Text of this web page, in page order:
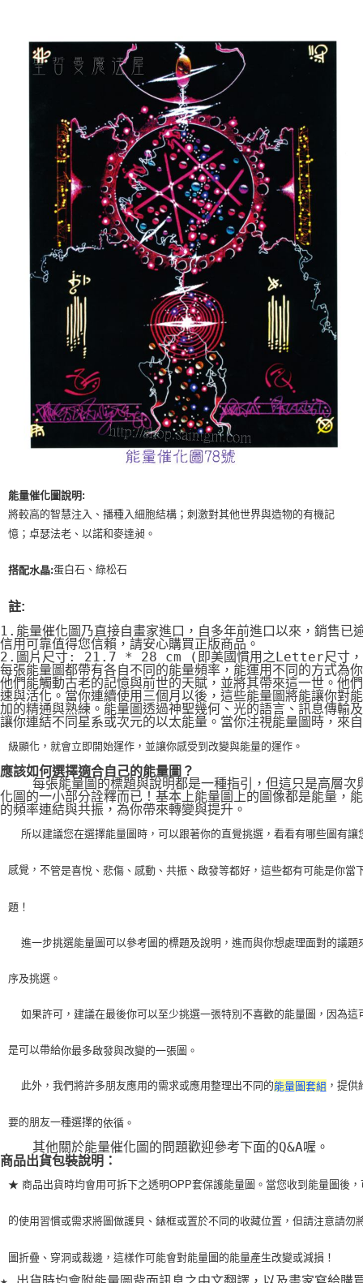
7-11取貨付款
每筆NT$80，滿NT$3,000(含以上)免運費
賣家宅配幫您送（台灣）
每筆NT$80，滿NT$3,000(含以上)免運費
郵局幫你送（離島）
每筆NT$80，滿NT$3,000(含以上)免運費
付款後門市自取
能量催化圖說明:
將較高的智慧注入、播種入細胞結構；刺激對其他世界與造物的有機記
憶；卓瑟法老、以諾和麥達昶。
搭配水晶:蛋白石、綠松石
註:
1.能量催化圖乃直接自畫家進口，自多年前進口以來，銷售已
信用可靠值得您信賴，請安心購買正版商品。
2.圖片尺寸: 21.7 * 28 cm (即美國慣用之Letter尺寸，
每張能量圖都帶有各自不同的能量頻率，能運用不同的方式為
他們能觸動古老的記憶與前世的天賦，並將其帶來這一世。他
速與活化。當你連續使用三個月以後，這些能量圖將能讓你對
加的精通與熟練。能量圖透過神聖幾何、光的語言、訊息傳輸
讓你連結不同星系或次元的以太能量。當你注視能量圖時，來
級顯化，就會立即開始運作，並讓你感受到改變與能量的運作。
應該如何選擇適合自己的能量圖？
每張能量圖的標題與說明都是一種指引，但這只是高層次
化圖的一小部分詮釋而已！基本上能量圖上的圖像都是能量，
的頻率連結與共振，為你帶來轉變與提升。
所以建議您在選擇能量圖時，可以跟著你的直覺挑選，看看有哪些圖有讓
感覺，不管是喜悅、悲傷、感動、共振、啟發等都好，這些都有可能是你當
題！
進一步挑選能量圖可以參考圖的標題及說明，進而與你想處理面對的議題
序及挑選。
如果許可，建議在最後你可以至少挑選一張特別不喜歡的能量圖，因為這
是可以帶給你最多啟發與改變的一張圖。
    此外，我們將許多朋友應用的需求或應用整理出不同的
能量圖套組 ，提供
要的朋友一種選擇的依循。
    其他關於能量催化圖的問題歡迎參考下面的Q&A喔。
商品出貨包裝說明：
★ 商品出貨時均會用可拆下之透明OPP套保護能量圖。當您收到能量圖後，
的使用習慣或需求將圖做護貝、錶框或置於不同的收藏位置，但請注意請勿
圖折疊、穿洞或裁邊，這樣作可能會對能量圖的能量產生改變或減損！